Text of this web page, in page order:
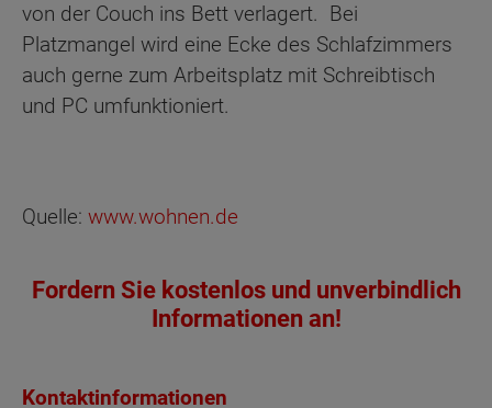
von der Couch ins Bett verlagert. Bei
Platzmangel wird eine Ecke des Schlafzimmers
auch gerne zum Arbeitsplatz mit Schreibtisch
und PC umfunktioniert.
Quelle: www.wohnen.de
Fordern Sie kostenlos und unverbindlich
Informationen an!
Kontaktinformationen